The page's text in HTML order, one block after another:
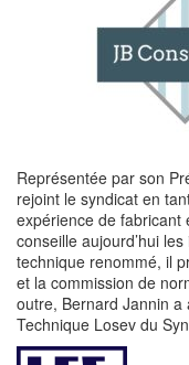
Représentée par son
rejoint le syndicat en
expérience de fabricant
conseille aujourd’hui
technique renommé, il
et la commission de
outre, Bernard Jannin a
Technique Losev du